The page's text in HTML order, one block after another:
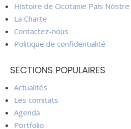
Histoire de Occitanie País Nòstre
La Charte
Contactez-nous
Politique de confidentialité
SECTIONS POPULAIRES
Actualités
Les comitats
Agenda
Portfolio